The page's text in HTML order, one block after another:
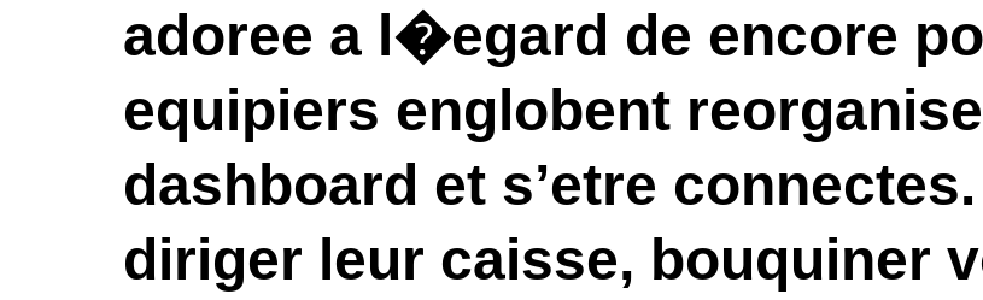
adoree a l�egard de encore
equipiers englobent
dashboard et s’etre
diriger leur caisse, bouquiner